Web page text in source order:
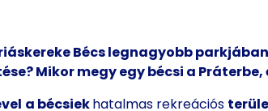
Bécs legnagyobb
Mikor megy egy bécsi a
a bécsiekhatalmas rekreációs